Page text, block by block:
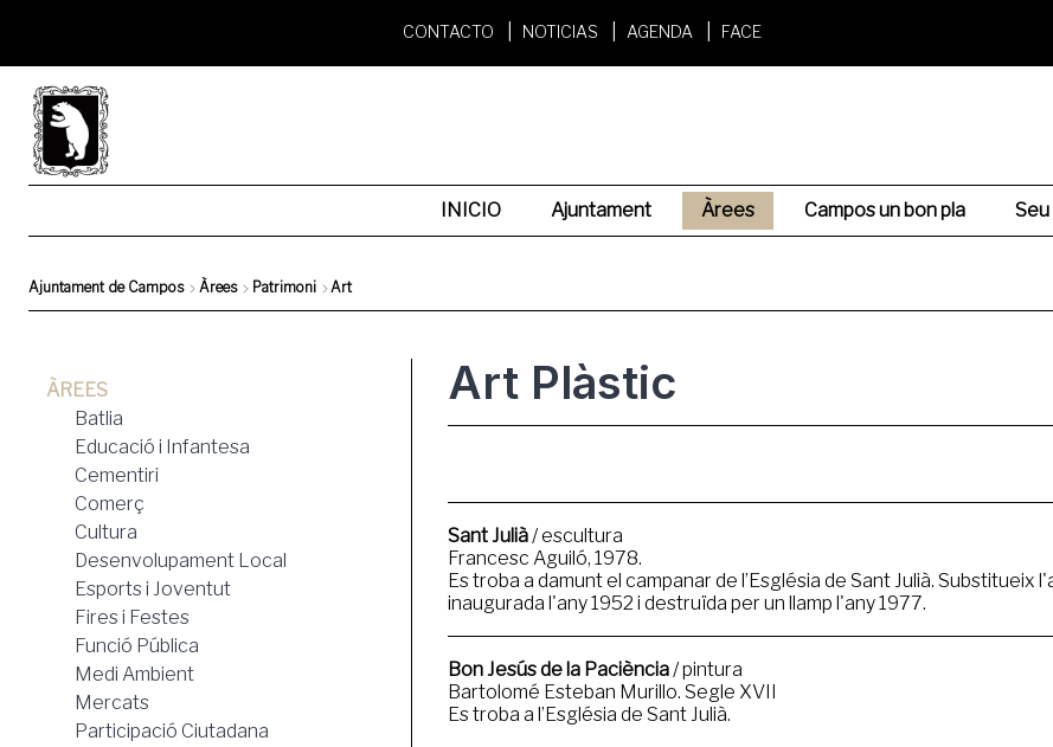
contenido
principal
CONTACTO NOTICIAS AGENDA FACE
INICIO Ajuntament Àrees Campos un bon pla
enlaces
ayuda
navegación
Ajuntament de Campos Àrees Patrimoni Art
ÀREES
Batlia
Educació i Infantesa
Cementiri
Comerç
Cultura
Desenvolupament Local
Esports i Joventut
Fires i Festes
Funció Pública
Medi Ambient
Mercats
Participació Ciutadana
Art Plàstic
Sant Julià/ escultura
Francesc Aguiló, 1978.
Es troba a damunt el campanar de l’Església de Sant Julià.
inaugurada l'any 1952 i destruïda per un llamp l'any 1977.
Bon Jesús de la Paciència/ pintura
Bartolomé Esteban Murillo. Segle XVII
Es troba a l’Església de Sant Julià.